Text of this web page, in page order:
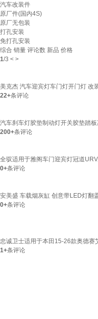
汽车改装件
原厂件(国内4S)
原厂无包装
打孔安装
免打孔安装
综合 销量 评论数 新品 价格
1/3 < >
美克杰 汽车迎宾灯车门灯开门灯 改
22+条评论
汽车刹车灯胶垫制动灯开关胶垫踏
200+条评论
全驭适用于雅阁车门迎宾灯冠道
0+条评论
安美盛 车载烟灰缸 创意带LED灯翻
0+条评论
忠诚卫士适用于本田15-26款奥德赛
1+条评论